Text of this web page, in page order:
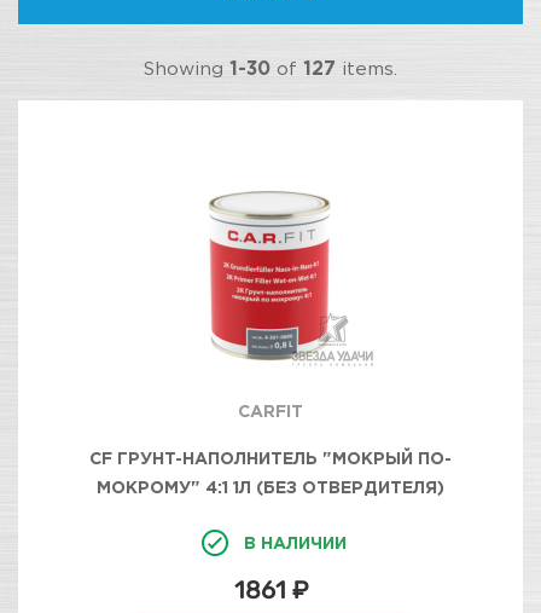
Showing 1-30 of 127 items.
CARFIT
CF ГРУНТ-НАПОЛНИТЕЛЬ "МОКРЫЙ ПО-
МОКРОМУ" 4:1 1Л (БЕЗ ОТВЕРДИТЕЛЯ)
В НАЛИЧИИ
1861 ₽